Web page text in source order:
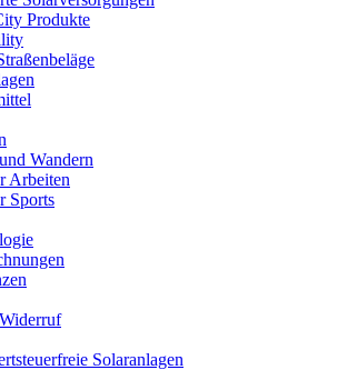
Produkte
Wandern
Arbeiten
Sports
Solaranlagen